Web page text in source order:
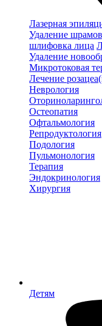
Лазерная
Удаление
шлифовка лица
Удаление
Микротоковая
Лечение
Неврология
Остеопатия
Офтальмология
Репродуктология
Подология
Пульмонология
Терапия
Эндокринология
Хирургия
Детям